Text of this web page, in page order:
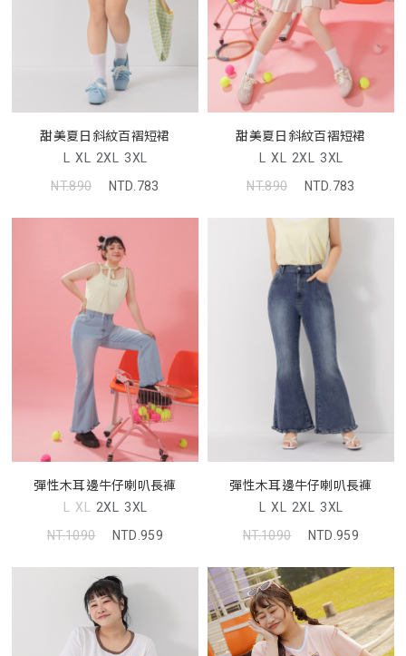
甜美夏日斜紋百褶短裙
L XL 2XL 3XL
NT.890
NTD.783
甜美夏日斜紋百褶短裙
L XL 2XL 3XL
NT.890
NTD.783
彈性木耳邊牛仔喇叭長褲
L XL 2XL 3XL
NT.1090
NTD.959
彈性木耳邊牛仔喇叭長褲
L XL 2XL 3XL
NT.1090
NTD.959